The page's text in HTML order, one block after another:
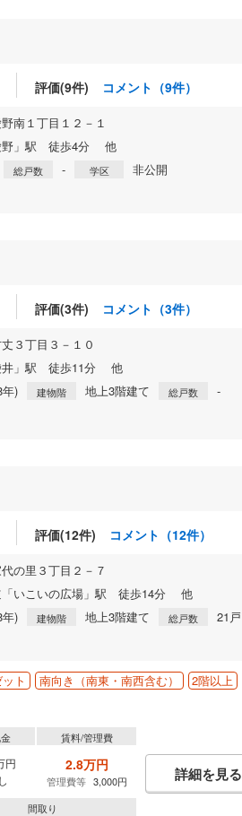
評価(9件) コメント（9件）
南１丁目１２－１
野」駅 徒歩4分 他
総戸数 - 学区 非公開
評価(3件) コメント（3件）
３丁目３－１０
井」駅 徒歩11分 他
) 建物階 地上3階建て 総戸数 -
評価(12件) コメント（12件）
の里３丁目２－７
「いこいの広場」駅 徒歩14分 他
) 建物階 地上3階建て 総戸数 21戸
ト 南向き（南東・南西含む）
2階以上
賃料/管理費
2.8万円
管理費等 3,000円
円
間取り
詳細を見る